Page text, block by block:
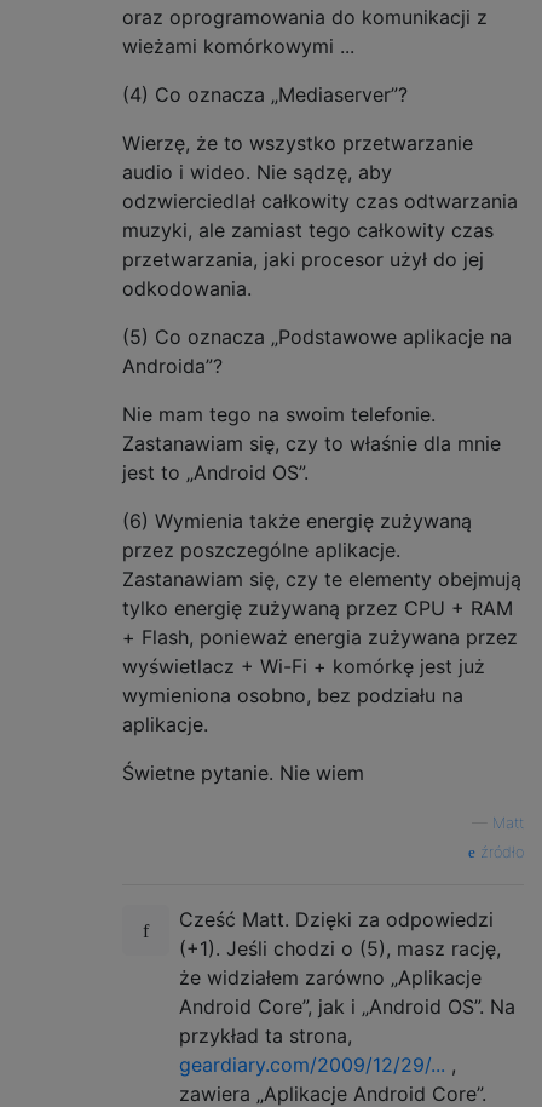
oraz oprogramowania do komunikacji z
wieżami komórkowymi ...
(4) Co oznacza „Mediaserver”?
Wierzę, że to wszystko przetwarzanie
audio i wideo. Nie sądzę, aby
odzwierciedlał całkowity czas odtwarzania
muzyki, ale zamiast tego całkowity czas
przetwarzania, jaki procesor użył do jej
odkodowania.
(5) Co oznacza „Podstawowe aplikacje na
Androida”?
Nie mam tego na swoim telefonie.
Zastanawiam się, czy to właśnie dla mnie
jest to „Android OS”.
(6) Wymienia także energię zużywaną
przez poszczególne aplikacje.
Zastanawiam się, czy te elementy obejmują
tylko energię zużywaną przez CPU + RAM
+ Flash, ponieważ energia zużywana przez
wyświetlacz + Wi-Fi + komórkę jest już
wymieniona osobno, bez podziału na
aplikacje.
Świetne pytanie. Nie wiem
Matt
źródło
Cześć Matt. Dzięki za odpowiedzi
(+1). Jeśli chodzi o (5), masz rację,
że widziałem zarówno „Aplikacje
Android Core”, jak i „Android OS”. Na
przykład ta strona,
geardiary.com/2009/12/29/... ,
zawiera „Aplikacje Android Core”.